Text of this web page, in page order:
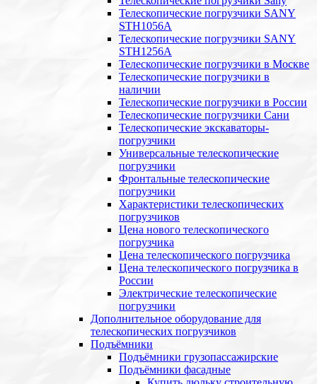
Телескопические погрузчики SANY
STH1056А
Телескопические погрузчики SANY
STH1256A
Телескопические погрузчики в Москве
Телескопические погрузчики в
наличии
Телескопические погрузчики в России
Телескопические погрузчики Сани
Телескопические экскаваторы-
погрузчики
Универсальные телескопические
погрузчики
Фронтальные телескопические
погрузчики
Характеристики телескопических
погрузчиков
Цена нового телескопического
погрузчика
Цена телескопического погрузчика
Цена телескопического погрузчика в
России
Электрические телескопические
погрузчики
Дополнительное оборудование для
телескопических погрузчиков
Подъёмники
Подъёмники грузопассажирские
Подъёмники фасадные